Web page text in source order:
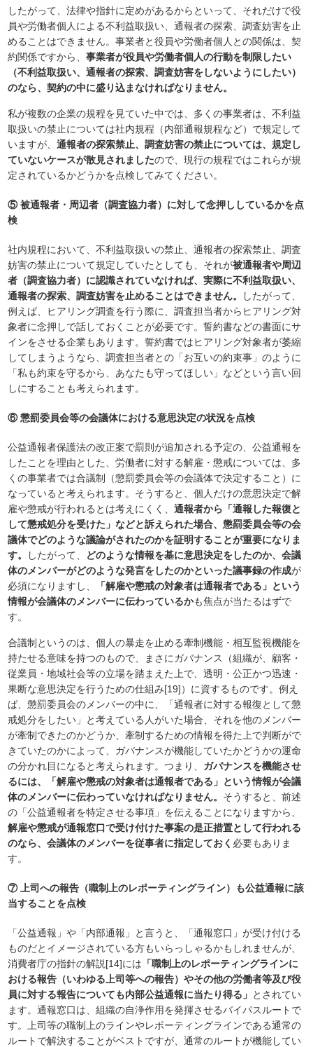
したがって、法律や指針に定めがあるからといって、それだけで役
員や労働者個人による不利益取扱い、通報者の探索、調査妨害を止
めることはできません。事業者と役員や労働者個人との関係は、契
約関係ですから、事業者が役員や労働者個人の行動を制限したい
（不利益取扱い、通報者の探索、調査妨害をしないようにしたい）
のなら、契約の中に盛り込まなければなりません。
私が複数の企業の規程を見ていた中では、多くの事業者は、不利益
取扱いの禁止については社内規程（内部通報規程など）で規定して
いますが、通報者の探索禁止、調査妨害の禁止については、規定し
ていないケースが散見されましたので、現行の規程ではこれらが規
定されているかどうかを点検してみてください。
⑤ 被通報者・周辺者（調査協力者）に対して念押ししているかを点
検
社内規程において、不利益取扱いの禁止、通報者の探索禁止、調査
妨害の禁止について規定していたとしても、それが被通報者や周辺
者（調査協力者）に認識されていなければ、実際に不利益取扱い、
通報者の探索、調査妨害を止めることはできません。
したがって、
例えば、ヒアリング調査を行う際に、調査担当者からヒアリング対
象者に念押しで話しておくことが必要です。誓約書などの書面にサ
インをさせる企業もあります。誓約書ではヒアリング対象者が萎縮
してしまうようなら、調査担当者との「お互いの約束事」のように
「私も約束を守るから、あなたも守ってほしい」などという言い回
しにすることも考えられます。
⑥ 懲罰委員会等の会議体における意思決定の状況を点検
公益通報者保護法の改正案で罰則が追加される予定の、公益通報を
したことを理由とした、労働者に対する解雇・懲戒については、多
くの事業者では合議制（懲罰委員会等の会議体で決定すること）に
なっていると考えられます。そうすると、個人だけの意思決定で解
雇や懲戒が行われるとは考えにくく、通報者から「通報した報復と
して懲戒処分を受けた」などと訴えられた場合、懲罰委員会等の会
議体でどのような議論がされたのかを証明することが重要になりま
す。
したがって、
どのような情報を基に意思決定をしたのか、会議
体のメンバーがどのような発言をしたのかといった議事録の作成が
必須になりますし、
「解雇や懲戒の対象者は通報者である」という
情報が会議体のメンバーに伝わっているかも焦点が当たるはずで
す。
合議制というのは、個人の暴走を止める牽制機能・相互監視機能を
持たせる意味を持つのもので、まさにガバナンス（組織が、顧客・
従業員・地域社会等の立場を踏まえた上で、透明・公正かつ迅速・
果断な意思決定を行うための仕組み[19]）に資するものです。例え
ば、懲罰委員会のメンバーの中に、「通報者に対する報復として懲
戒処分をしたい」と考えている人がいた場合、それを他のメンバー
が牽制できたのかどうか、牽制するための情報を得た上で判断がで
きていたのかによって、ガバナンスが機能していたかどうかの運命
の分かれ目になると考えられます。つまり、 ガバナンスを機能させ
るには、「解雇や懲戒の対象者は通報者である」という情報が会議
体のメンバーに伝わっていなければなりません。 そうすると、前述
の「公益通報者を特定させる事項」を伝えることになりますから、
解雇や懲戒が通報窓口で受け付けた事案の是正措置として行われる
のなら、会議体のメンバーを従事者に指定しておく 必要もありま
す。
⑦ 上司への報告（職制上のレポーティングライン）も公益通報に該
当することを点検
「公益通報」や「内部通報」と言うと、「通報窓口」が受け付ける
ものだとイメージされている方もいらっしゃるかもしれませんが、
消費者庁の指針の解説[14]には 「職制上のレポーティングラインに
おける報告（いわゆる上司等への報告）やその他の労働者等及び役
員に対する報告についても内部公益通報に当たり得る」 とされてい
ます。通報窓口は、組織の自浄作用を発揮させるバイパスルートで
す。上司等の職制上のラインやレポーティングラインである通常の
ルートで解決することがベストですが、通常のルートが機能してい